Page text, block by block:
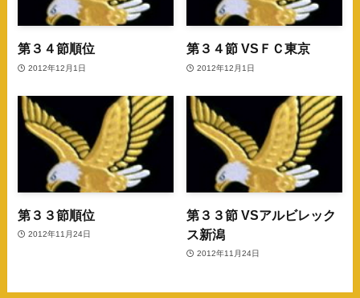
第３４節順位
2012年12月1日
第３４節 VSＦＣ東京
2012年12月1日
第３３節順位
2012年11月24日
第３３節 VSアルビレック
ス新潟
2012年11月24日